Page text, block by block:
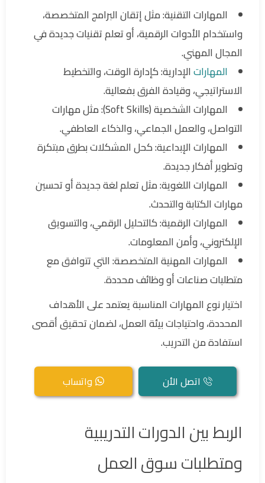
المهارات التقنية: مثل إتقان البرامج المتخصصة،
واستخدام الأدوات الرقمية، أو تعلم تقنيات جديدة في
المجال المهني.
المهاراتالإدارية: كإدارة الوقت، والتخطيط
الاستراتيجي، وقيادة الفرق بفعالية.
المهارات الشخصية (Soft Skills): مثل مهارات
التواصل، والعمل الجماعي، والذكاء العاطفي.
المهارات الإبداعية: كحل المشكلات بطرق مبتكرة
وتطوير أفكار جديدة.
المهارات اللغوية: مثل تعلم لغة جديدة أو تحسين
مهارات الكتابة والتحدث.
المهارات الرقمية: كالتحليل الرقمي، والتسويق
الإلكتروني، وأمن المعلومات.
المهارات المهنية المتخصصة: التي تتوافق مع
متطلبات صناعات أو وظائف محددة.
اختيار نوع المهارات المناسبة يعتمد على الأهداف
المحددة، واحتياجات بيئة العمل، لضمان تحقيق أقصى
استفادة من التدريب.
اتصل الأن واتساب
الربط بين الدورات التدريبية
ومتطلبات سوق العمل